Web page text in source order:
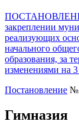
ПОСТАНОВЛЕНИЕ
закреплении
реализующих
начального
образования, за
изменениями на
Постановление
Гимназия